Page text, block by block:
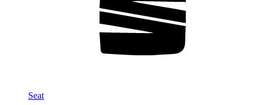
Seat